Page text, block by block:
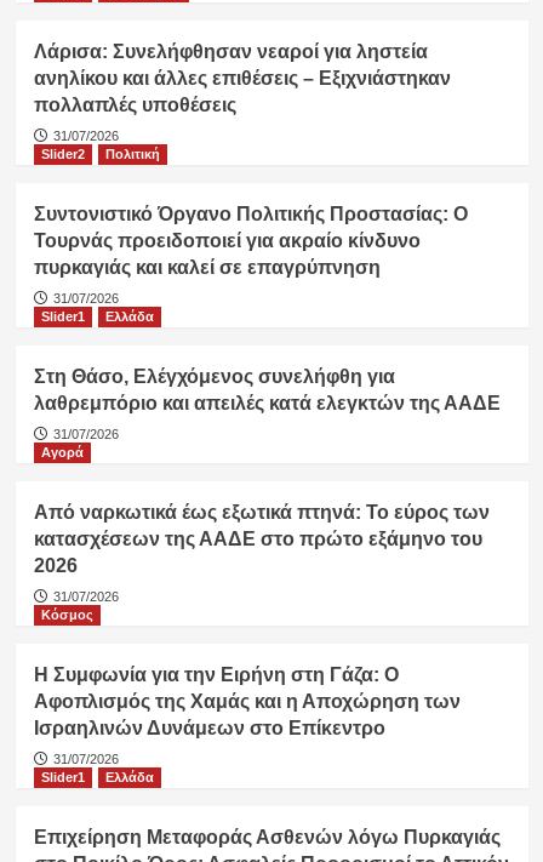
Λάρισα: Συνελήφθησαν νεαροί για ληστεία
ανηλίκου και άλλες επιθέσεις – Εξιχνιάστηκαν
πολλαπλές υποθέσεις
31/07/2026
Slider2
Πολιτική
Συντονιστικό Όργανο Πολιτικής Προστασίας: Ο
Τουρνάς προειδοποιεί για ακραίο κίνδυνο
πυρκαγιάς και καλεί σε επαγρύπνηση
31/07/2026
Slider1
Ελλάδα
Στη Θάσο, Ελέγχόμενος συνελήφθη για
λαθρεμπόριο και απειλές κατά ελεγκτών της ΑΑΔΕ
31/07/2026
Αγορά
Από ναρκωτικά έως εξωτικά πτηνά: Το εύρος των
κατασχέσεων της ΑΑΔΕ στο πρώτο εξάμηνο του
2026
31/07/2026
Κόσμος
Η Συμφωνία για την Ειρήνη στη Γάζα: Ο
Αφοπλισμός της Χαμάς και η Αποχώρηση των
Ισραηλινών Δυνάμεων στο Επίκεντρο
31/07/2026
Slider1
Ελλάδα
Επιχείρηση Μεταφοράς Ασθενών λόγω Πυρκαγιάς